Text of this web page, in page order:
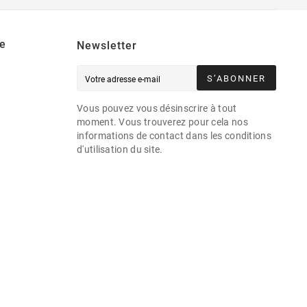
Newsletter
S’ABONNER
Vous pouvez vous désinscrire à tout
moment. Vous trouverez pour cela nos
informations de contact dans les conditions
d'utilisation du site.